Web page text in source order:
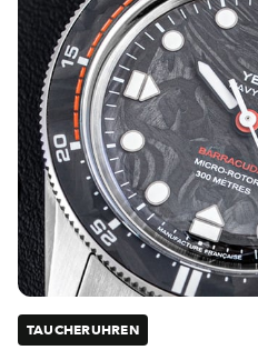
TAUCHERUHREN